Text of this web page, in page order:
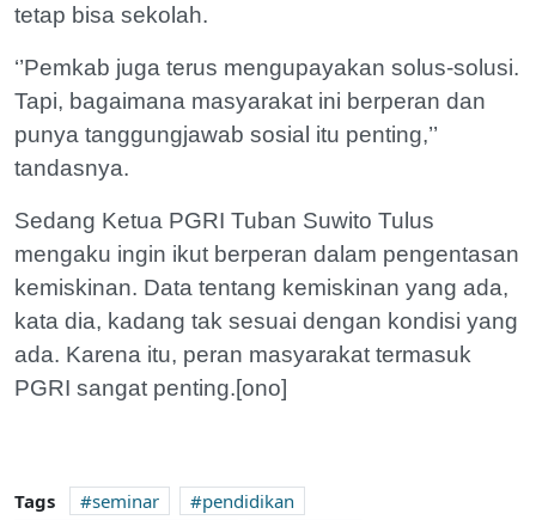
tetap bisa sekolah.
‘’Pemkab juga terus mengupayakan solus-solusi.
Tapi, bagaimana masyarakat ini berperan dan
punya tanggungjawab sosial itu penting,’’
tandasnya.
Sedang Ketua PGRI Tuban Suwito Tulus
mengaku ingin ikut berperan dalam pengentasan
kemiskinan. Data tentang kemiskinan yang ada,
kata dia, kadang tak sesuai dengan kondisi yang
ada. Karena itu, peran masyarakat termasuk
PGRI sangat penting.[ono]
Tags seminar
pendidikan